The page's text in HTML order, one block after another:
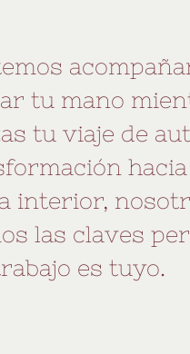
tu mano
tu viaje de
hacia
interior,
las claves
es tuyo.